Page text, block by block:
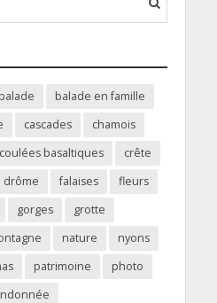
balade
balade en famille
cascades
chamois
coulées basaltiques
crête
drôme falaises
fleurs
gorges
grotte
nature
nyons
patrimoine
photo